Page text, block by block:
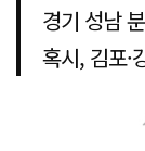
경기 성남
혹시, 김포·